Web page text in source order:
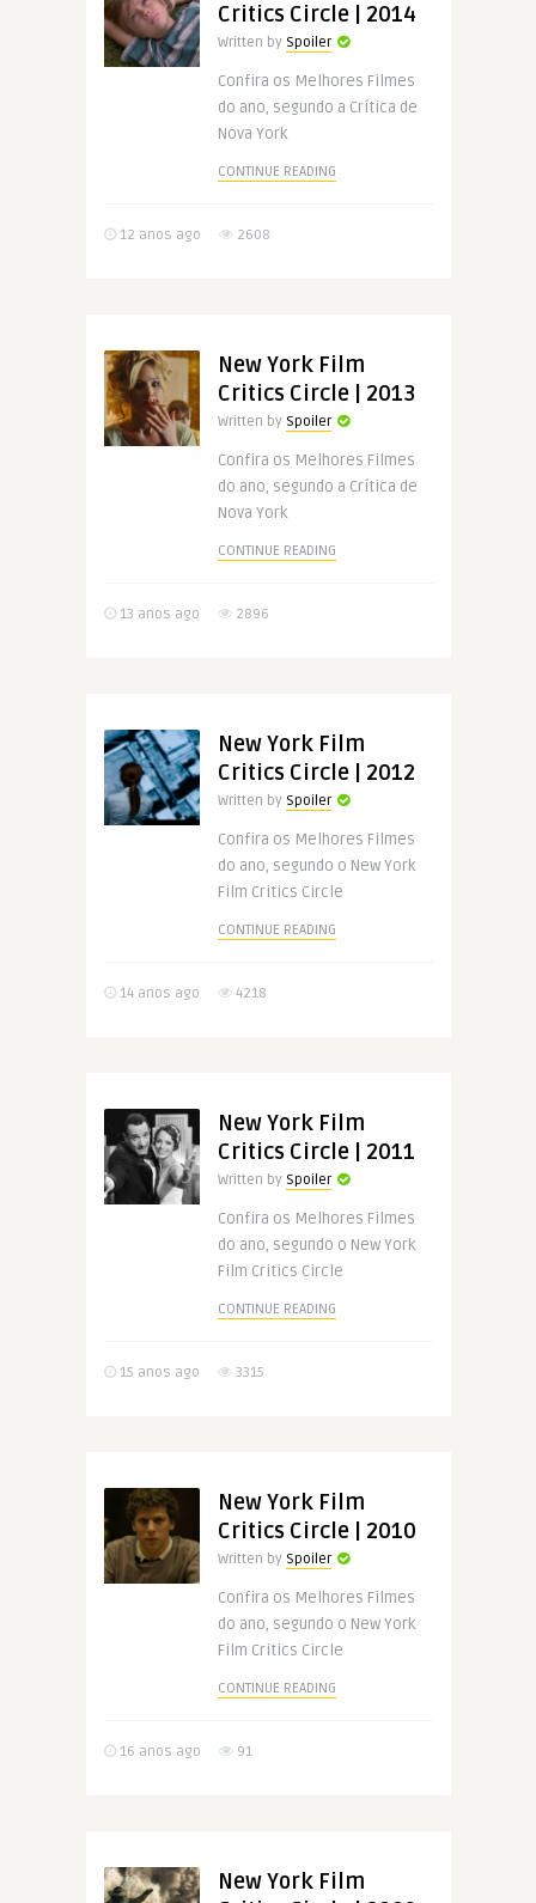
Critics Circle | 2014
Written by Spoiler
Confira os Melhores Filmes
do ano, segundo a Crítica de
Nova York
CONTINUE READING
12 anos ago 2608
New York Film
Critics Circle | 2013
Written by Spoiler
Confira os Melhores Filmes
do ano, segundo a Crítica de
Nova York
CONTINUE READING
13 anos ago 2896
New York Film
Critics Circle | 2012
Written by Spoiler
Confira os Melhores Filmes
do ano, segundo o New York
Film Critics Circle
CONTINUE READING
14 anos ago 4218
New York Film
Critics Circle | 2011
Written by Spoiler
Confira os Melhores Filmes
do ano, segundo o New York
Film Critics Circle
CONTINUE READING
15 anos ago 3315
New York Film
Critics Circle | 2010
Written by Spoiler
Confira os Melhores Filmes
do ano, segundo o New York
Film Critics Circle
CONTINUE READING
16 anos ago 91
New York Film